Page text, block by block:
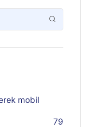
mobil
79